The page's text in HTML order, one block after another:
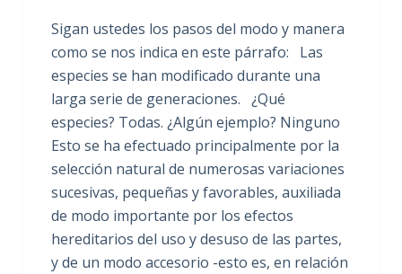
Sigan ustedes los pasos del modo y manera
como se nos indica en este párrafo: Las
especies se han modificado durante una
larga serie de generaciones. ¿Qué
especies? Todas. ¿Algún ejemplo? Ninguno
Esto se ha efectuado principalmente por la
selección natural de numerosas variaciones
sucesivas, pequeñas y favorables, auxiliada
de modo importante por los efectos
hereditarios del uso y desuso de las partes,
y de un modo accesorio -esto es, en relación